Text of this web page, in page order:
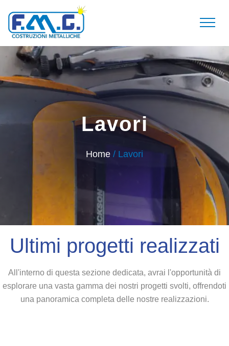
Lavori
Home / Lavori
Ultimi progetti realizzati
All'interno di questa sezione dedicata, avrai l'opportunità di
esplorare una vasta gamma dei nostri progetti svolti, offrendoti
una panoramica completa delle nostre realizzazioni.